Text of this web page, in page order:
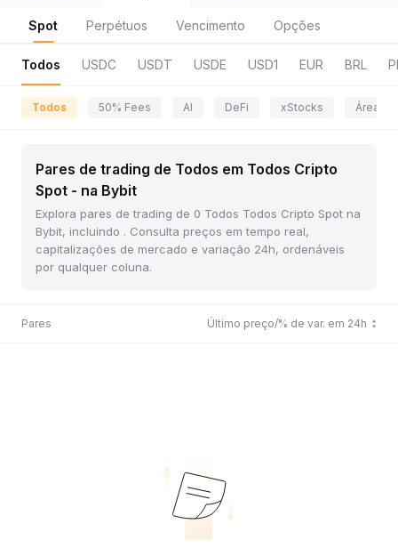
Spot Perpétuos Vencimento Opções
Todos USDC USDT USDE USD1 EUR BRL
Todos 50% Fees AI DeFi xStocks Área da
Pares de trading de Todos em Todos Cripto
Spot - na Bybit
Explora pares de trading de 0 Todos Todos Cripto Spot na
Bybit, incluindo . Consulta preços em tempo real,
capitalizações de mercado e variação 24h, ordenáveis
por qualquer coluna.
Pares Último preço/% de var. em 24h